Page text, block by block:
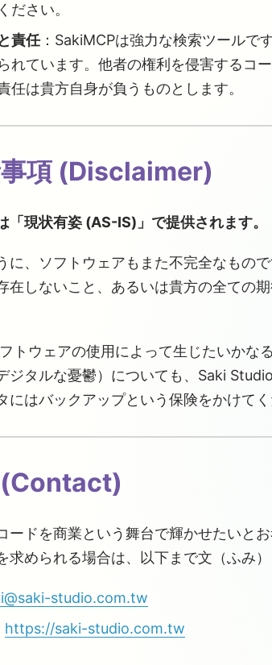
ださい。
責任：SakiMCPは強力な検索ツールで
れています。他者の権利を侵害するコ
任は貴方自身が負うものとします。
項 (Disclaimer)
「現状有姿 (AS-IS)」で提供されます。
に、ソフトウェアもまた不完全なもの
在しないこと、あるいは貴方の全ての
トウェアの使用によって生じたいかな
ジタルな憂鬱）についても、Saki
にはバックアップという保険をかけてく
ードを商業という舞台で輝かせたいと
求められる場合は、以下まで文（ふみ）
studio.com.tw
https://saki-studio.com.tw